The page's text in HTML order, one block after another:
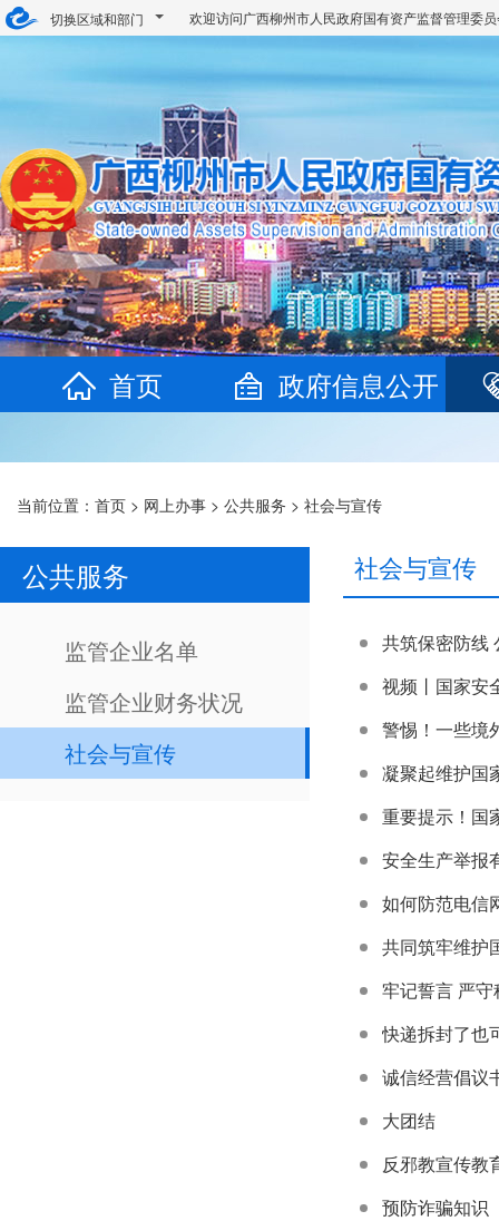
切换区域和部门 欢迎访问广西柳州市人民政府国有资产监督管理委
首页 政府信息公开
当前位置： 首页 > 网上办事 > 公共服务 > 社会与宣传
公共服务
监管企业名单
监管企业财务状况
社会与宣传
社会与宣传
共筑保密防线
视频丨国家安
警惕！一些境
凝聚起维护国
重要提示！国
安全生产举报
如何防范电信
共同筑牢维护
牢记誓言 严守
快递拆封了也
诚信经营倡议
大团结
反邪教宣传教
预防诈骗知识